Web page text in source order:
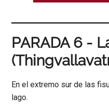
PARADA 6 -
En el extremo sur de las
lago.